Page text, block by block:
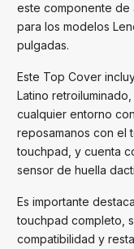
este componente de
para los modelos
pulgadas.
Este Top Cover
Latino
cualquier entorno
reposamanos con el
touchpad, y cuenta
sensor de huella
Es importante
touchpad completo,
compatibilidad y